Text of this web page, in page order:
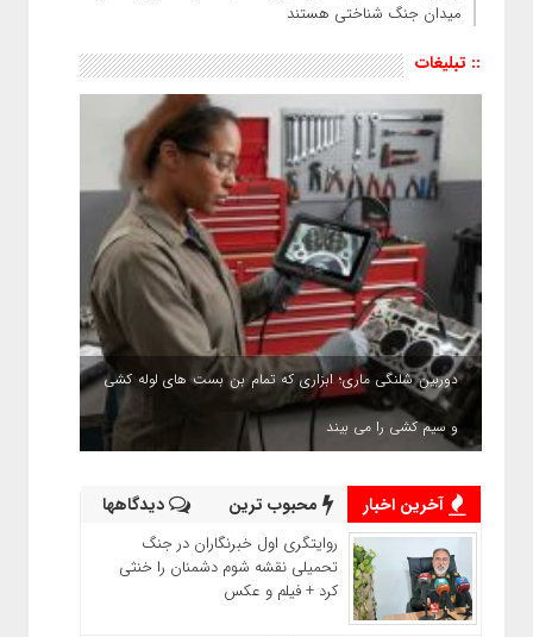
میدان جنگ شناختی هستند
:: تبلیغات
دوربین شلنگی ماری؛ ابزاری که تمام بن بست های لوله کشی
و سیم کشی را می بیند
آخرین اخبار محبوب ترین دیدگاهها
روایتگری اول خبرنگاران در جنگ
تحمیلی نقشه شوم دشمنان را خنثی
کرد + فیلم و عکس